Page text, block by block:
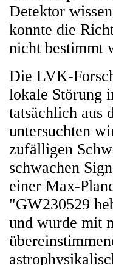
Detektor
konnte die
nicht bestimmt
Die LVK-
lokale Störung
tatsächlich aus
untersuchten
zufälligen
schwachen
einer Max-
"GW230529
und wurde mit